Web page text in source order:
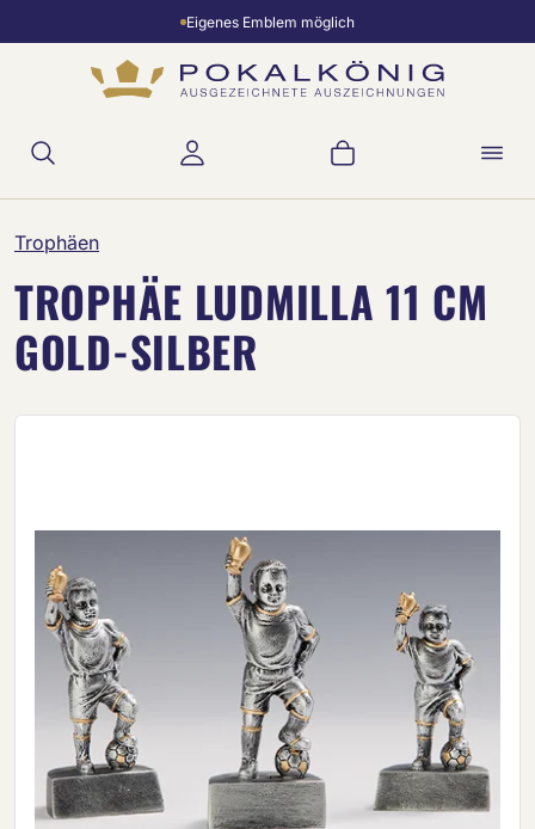
Zum Hauptinhalt springenEigenes Emblem möglich
Warenkorb
Trophäen
TROPHÄE LUDMILLA 11 CM
GOLD-SILBER